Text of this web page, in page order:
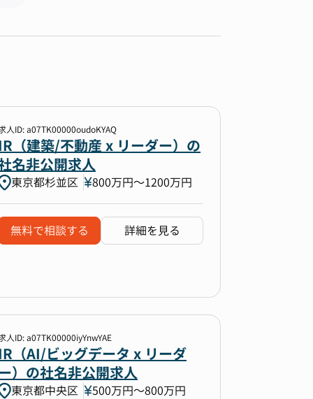
人ID: a07TK00000oudoKYAQ
（建築/不動産 x リーダー）の
名非公開求人
東京都杉並区 800万円〜1200万円
無料で相談する 詳細を見る
人ID: a07TK00000iyYnwYAE
（AI/ビッグデータ x リーダ
）の社名非公開求人
東京都中央区 500万円〜800万円